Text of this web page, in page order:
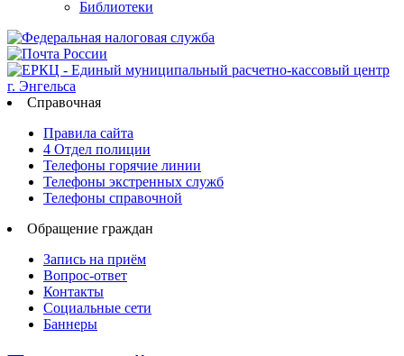
Библиотеки
Справочная
Правила сайта
4 Отдел полиции
Телефоны горячие линии
Телефоны экстренных служб
Телефоны справочной
Обращение граждан
Запись на приём
Вопрос-ответ
Контакты
Социальные сети
Баннеры